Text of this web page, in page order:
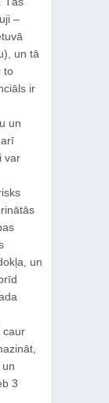
–
un tā
to
ir
un
var
un
caur
3